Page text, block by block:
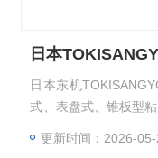
日本东机
式、表盘式、锥板型
更新时间：2026-05-